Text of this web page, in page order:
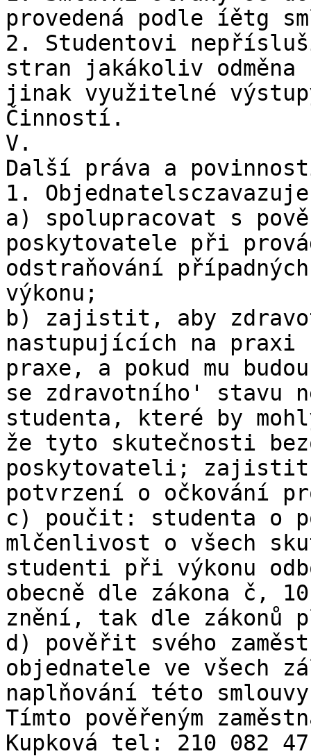
provedená podle íětg
2. Studentovi
stran jakákoliv odměna
jinak využitelné
Činností.
V.
Další práva a
1.
a) spolupracovat s
poskytovatele při
odstraňování
výkonu;
b) zajistit, aby
nastupujících na praxi
praxe, a pokud mu
se zdravotního' stavu
studenta, které by
že tyto skutečnosti
poskytovateli;
potvrzení o očkování
c) poučit: studenta o
mlčenlivost o všech
studenti při výkonu
obecně dle zákona č,
znění, tak dle zákonů
d) pověřit svého
objednatele ve všech
naplňování této
Tímto pověřeným
Kupková tel: 210 082